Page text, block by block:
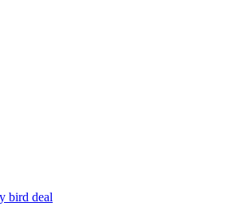
bird deal